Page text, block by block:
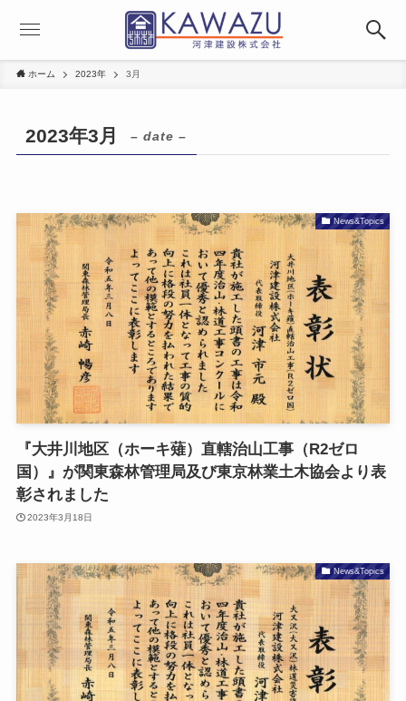
ホーム 2023年 3月
2023年3月 – date –
News&Topics
『大井川地区（ホーキ薙）直轄治山工事（R2ゼロ
国）』が関東森林管理局及び東京林業土木協会より表
彰されました
2023年3月18日
News&Topics